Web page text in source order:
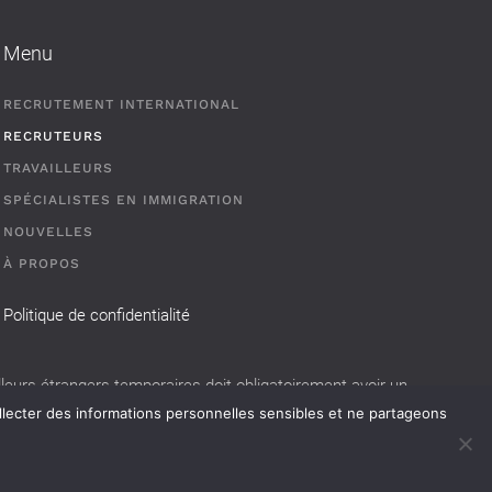
Menu
RECRUTEMENT INTERNATIONAL
RECRUTEURS
TRAVAILLEURS
SPÉCIALISTES EN IMMIGRATION
NOUVELLES
À PROPOS
Politique de confidentialité
étrangers temporaires doit obligatoirement avoir un
des informations personnelles sensibles et ne partageons